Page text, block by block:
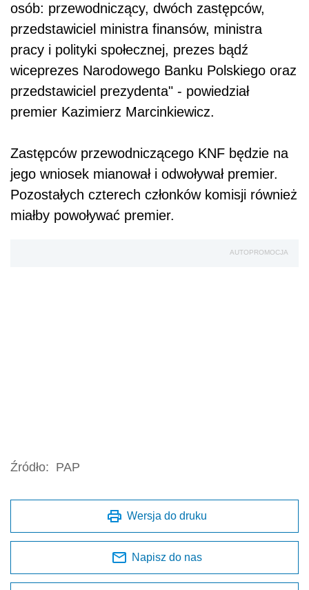
osób: przewodniczący, dwóch zastępców,
przedstawiciel ministra finansów, ministra
pracy i polityki społecznej, prezes bądź
wiceprezes Narodowego Banku Polskiego oraz
przedstawiciel prezydenta" - powiedział
premier Kazimierz Marcinkiewicz.
Zastępców przewodniczącego KNF będzie na
jego wniosek mianował i odwoływał premier.
Pozostałych czterech członków komisji również
miałby powoływać premier.
AUTOPROMOCJA
Źródło: PAP
Wersja do druku
Napisz do nas